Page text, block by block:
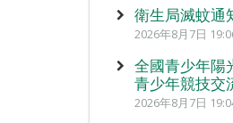
衛生局滅蚊通
2026年8月7日
全國青少年陽
青少年競技交
2026年8月7日